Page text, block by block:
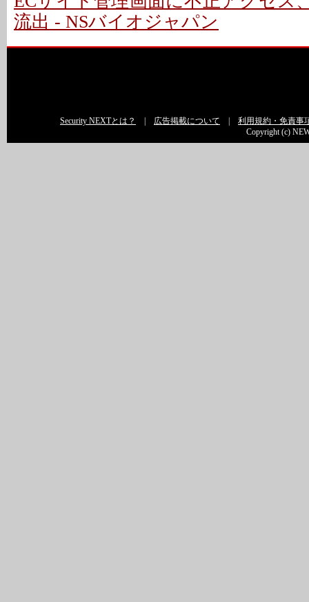
流出 - NSバイオジャパン
Security NEXTとは？ 広告掲載について
利用規約・免責事
Copyright (c)